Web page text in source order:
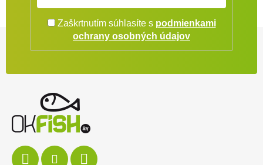
Zaškrtnutím súhlasíte s podmienkami
ochrany osobných údajov